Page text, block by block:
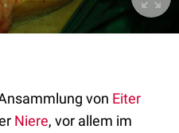
von Eiter
Niere, vor allem im